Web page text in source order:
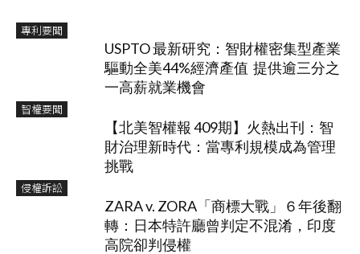
專利要聞
USPTO 最新研究：智財權密集型產業
驅動全美44%經濟產值 提供逾三分之
一高薪就業機會
智權要聞
【北美智權報 409期】火熱出刊：智
財治理新時代：當專利規模成為管理
挑戰
侵權訴訟
ZARA v. ZORA「商標大戰」６年後翻
轉：日本特許廳曾判定不混淆，印度
高院卻判侵權